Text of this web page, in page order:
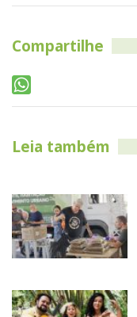
Compartilhe
Leia também